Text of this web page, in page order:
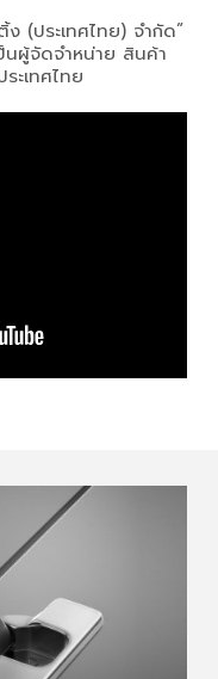
(ประเทศไทย) จำกัด”
นผู้จัดจำหน่าย สินค้า
ะเทศไทย